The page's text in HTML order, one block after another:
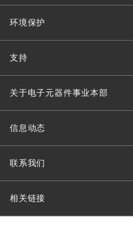
环境保护
支持
关于电子元器件事业本部
信息动态
联系我们
相关链接